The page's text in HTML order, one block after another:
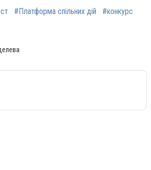
#Платформа спільних дій
#конкурс